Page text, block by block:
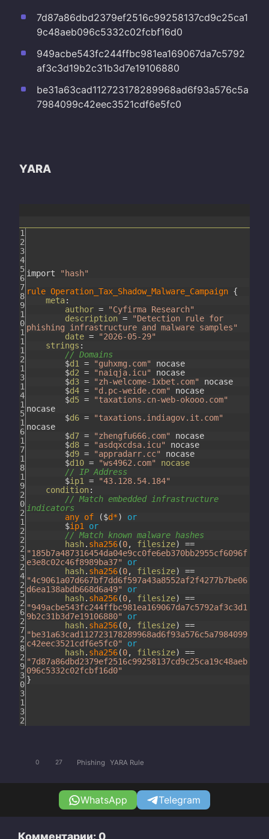
7d87a86dbd2379ef2516c99258137cd9c25ca1
9c48aeb096c5332c02fcbf16d0
949acbe543fc244ffbc981ea169067da7c5792
af3c3d19b2c31b3d7e19106880
be31a63cad112723178289968ad6f93a576c5a
7984099c42eec3521cdf6e5fc0
YARA
1
2
3
4
5
6
7
8
9
1
0
1
1
1
2
1
3
1
4
1
5
1
6
1
7
1
8
1
9
2
0
2
1
2
2
2
3
2
4
2
5
2
6
2
7
2
8
2
9
3
0
3
1
3
2
import
"hash"
rule Operation_Tax_Shadow_Malware_Campaign {
meta:
author =
"Cyfirma Research"
description =
"Detection rule for
phishing infrastructure and malware samples"
date =
"2026-05-29"
strings :
// Domains
$d1 = "guhxmg.com"
nocase
$d2 = "naiqja.icu"
nocase
$d3 = "zh-welcome-1xbet.com"
nocase
$d4 = "d.pc-weide.com"
nocase
$d5 =
"taxations.cn-web-okooo.com"
nocase
$d6 =
"taxations.indiagov.it.com"
nocase
$d7 = "zhengfu666.com"
nocase
$d8 = "asdqxcdsa.icu"
nocase
$d9 = "appradarr.cc"
nocase
$d10 = "ws4962.com"
nocase
// IP Address
$ip1 =
"43.128.54.184"
condition:
// Match embedded infrastructure
indicators
any of ($d*)
or
$ip1 or
// Match known malware hashes
hash. sha256(0, filesize)
==
"185b7a487316454da04e9cc0fe6eb370bb2955cf6096f
e3e8c02c46f8989ba37"
or
hash. sha256(0, filesize)
==
"4c9061a07d667bf7dd6f597a43a8552af2f4277b7be06
d6ea138abdb668d6a49"
or
hash. sha256(0, filesize)
==
"949acbe543fc244ffbc981ea169067da7c5792af3c3d1
9b2c31b3d7e19106880"
or
hash. sha256(0, filesize)
==
"be31a63cad112723178289968ad6f93a576c5a7984099
c42eec3521cdf6e5fc0"
or
hash. sha256(0, filesize)
==
"7d87a86dbd2379ef2516c99258137cd9c25ca19c48aeb
096c5332c02fcbf16d0"
}
0 27 Phishing YARA Rule
WhatsApp Telegram